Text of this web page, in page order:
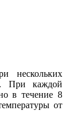
нескольких
При каждой
в течение 8
от